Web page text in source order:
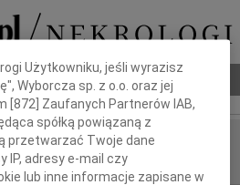
pogrzebowy
Porożyński
Użytkowniku, jeśli wyrazisz
Wyborcza sp. z o.o. oraz jej
[872 ] Zaufanych Partnerów IAB,
spółką powiązaną z
przetwarzać Twoje dane
IP, adresy e-mail czy
lub inne informacje zapisane w